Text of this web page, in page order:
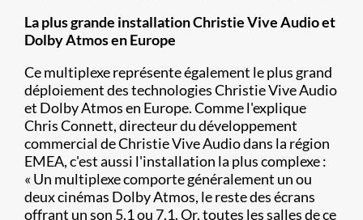
La plus grande installation Christie Vive Audio et
Dolby Atmos en Europe
Ce multiplexe représente également le plus grand
déploiement des technologies Christie Vive Audio
et Dolby Atmos en Europe. Comme l'explique
Chris Connett, directeur du développement
commercial de Christie Vive Audio dans la région
EMEA, c'est aussi l'installation la plus complexe :
« Un multiplexe comporte généralement un ou
deux cinémas Dolby Atmos, le reste des écrans
offrant un son 5.1 ou 7.1. Or, toutes les salles de ce